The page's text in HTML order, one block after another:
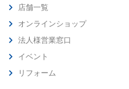
店舗一覧
オンラインショップ
法人様営業窓口
イベント
リフォーム